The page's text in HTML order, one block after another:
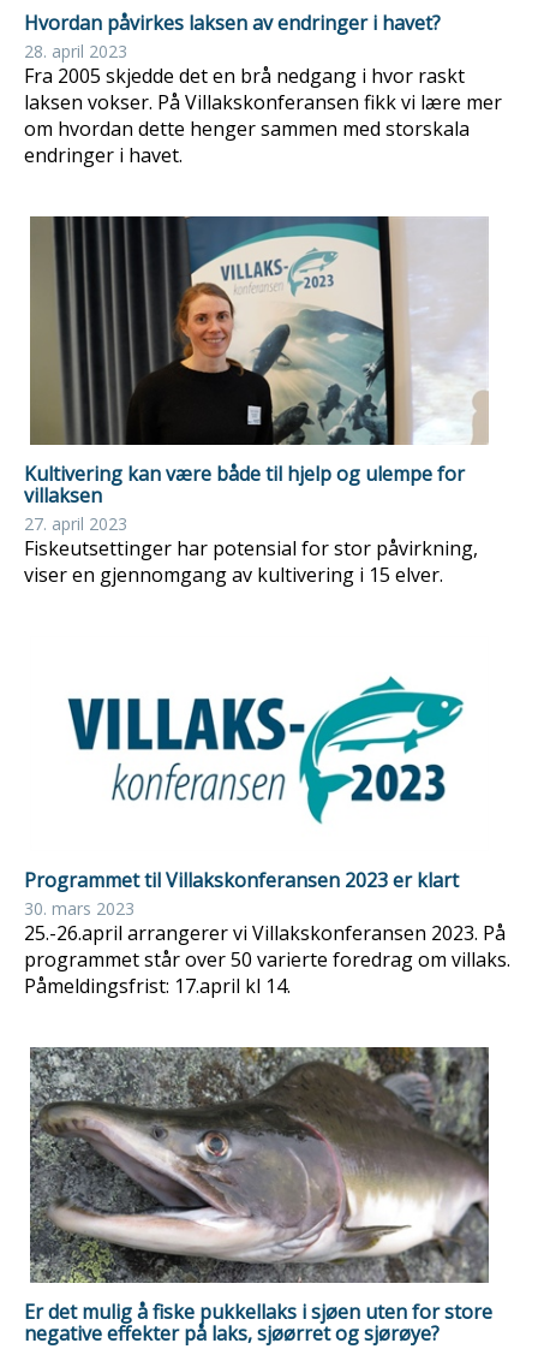
Hvordan påvirkes laksen av endringer i havet?
28. april 2023
Fra 2005 skjedde det en brå nedgang i hvor raskt
laksen vokser. På Villakskonferansen fikk vi lære mer
om hvordan dette henger sammen med storskala
endringer i havet.
Kultivering kan være både til hjelp og ulempe for
villaksen
27. april 2023
Fiskeutsettinger har potensial for stor påvirkning,
viser en gjennomgang av kultivering i 15 elver.
Programmet til Villakskonferansen 2023 er klart
30. mars 2023
25.-26.april arrangerer vi Villakskonferansen 2023. På
programmet står over 50 varierte foredrag om villaks.
Påmeldingsfrist: 17.april kl 14.
Er det mulig å fiske pukkellaks i sjøen uten for store
negative effekter på laks, sjøørret og sjørøye?